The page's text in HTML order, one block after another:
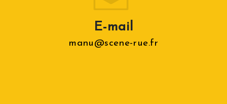
E-mail
manu@scene-rue.fr